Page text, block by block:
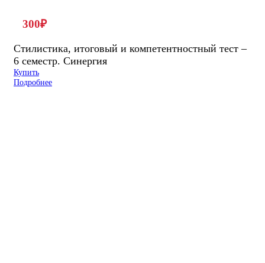
300₽
Стилистика, итоговый и компетентностный тест –
6 семестр. Синергия
Купить
Подробнее